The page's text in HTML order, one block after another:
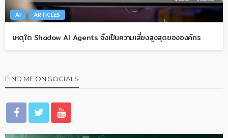
AI ARTICLES
เหตุใด Shadow AI Agents จึงเป็นความเสี่ยงสูงสุดขององค์กร
FIND ME ON SOCIALS